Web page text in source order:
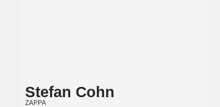
Stefan Cohn
ZAPPA